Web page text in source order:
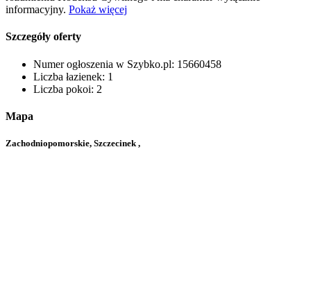
informacyjny. Pokaż więcej
Szczegóły oferty
Numer ogłoszenia w Szybko.pl: 15660458
Liczba łazienek: 1
Liczba pokoi: 2
Mapa
Zachodniopomorskie, Szczecinek ,